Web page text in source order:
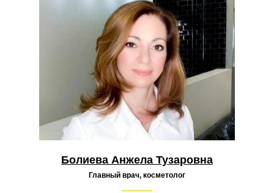
Болиева Анжела Тузаровна
Главный врач, косметолог